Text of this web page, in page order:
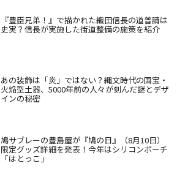
『豊臣兄弟！』で描かれた織田信長の道普請は
史実？信長が実施した街道整備の施策を紹介
あの装飾は「炎」ではない？縄文時代の国宝・
火焔型土器、5000年前の人々が刻んだ謎とデザ
インの秘密
鳩サブレーの豊島屋が『鳩の日』（8月10日）
限定グッズ詳細を発表！今年はシリコンポーチ
「はとっこ」